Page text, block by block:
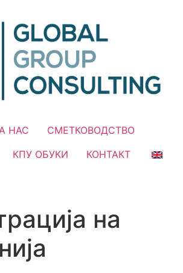
НАС
СМЕТКОВОДСТВО
КПУ ОБУКИ КОНТАКТ
на